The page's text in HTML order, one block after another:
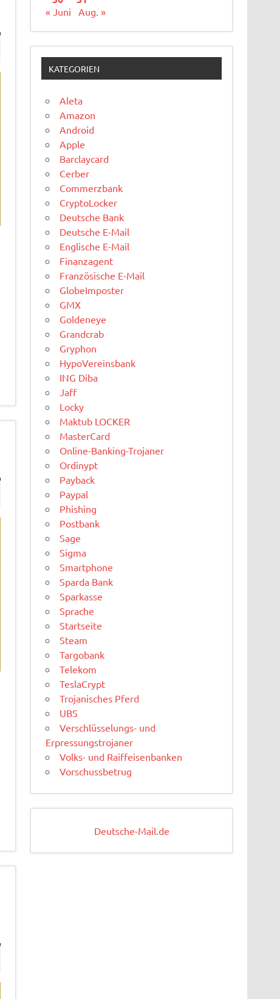
« Juni Aug. »
KATEGORIEN
Aleta
Amazon
Android
Apple
Barclaycard
Cerber
Commerzbank
CryptoLocker
Deutsche Bank
Deutsche E-Mail
Englische E-Mail
Finanzagent
Französische E-Mail
GlobeImposter
GMX
Goldeneye
Grandcrab
Gryphon
HypoVereinsbank
ING Diba
Jaff
Locky
Maktub LOCKER
MasterCard
Online-Banking-Trojaner
Ordinypt
Payback
Paypal
Phishing
Postbank
Sage
Sigma
Smartphone
Sparda Bank
Sparkasse
Sprache
Startseite
Steam
Targobank
Telekom
TeslaCrypt
Trojanisches Pferd
UBS
Verschlüsselungs- und
Erpressungstrojaner
Volks- und Raiffeisenbanken
Vorschussbetrug
Deutsche-Mail.de